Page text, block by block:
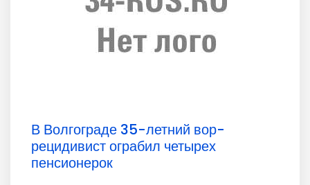
В Волгограде 35-летний вор-
рецидивист ограбил четырех
пенсионерок